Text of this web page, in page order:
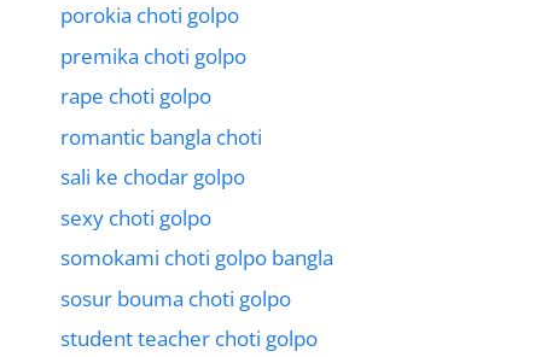
porokia choti golpo
premika choti golpo
rape choti golpo
romantic bangla choti
sali ke chodar golpo
sexy choti golpo
somokami choti golpo bangla
sosur bouma choti golpo
student teacher choti golpo